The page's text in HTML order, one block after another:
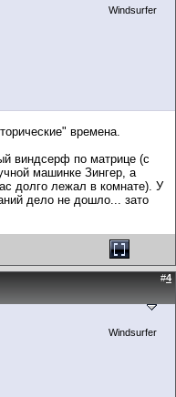
Windsurfer
времена.
виндсерф по матрице (с
машинке Зингер, а
долго лежал в комнате). У
дело не дошло... зато
#4
Windsurfer